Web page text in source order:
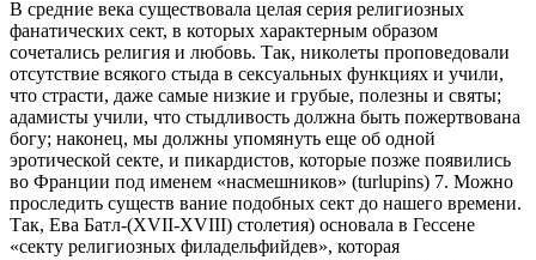
В средние века существовала целая серия религиозных
фанатических сект, в которых характерным образом
сочетались религия и любовь. Так, николеты проповедовали
отсутствие всякого стыда в сексуальных функциях и учили,
что страсти, даже самые низкие и грубые, полезны и святы;
адамисты учили, что стыдливость должна быть пожертвована
богу; наконец, мы должны упомянуть еще об одной
эротической секте, и пикардистов, которые позже появились
во Франции под именем «насмешников» (turlupins) 7. Можно
проследить существ вание подобных сект до нашего времени.
Так, Ева Батл-(XVII-XVIII) столетия) основала в Гессене
«секту религиозных филадельфийдев», которая